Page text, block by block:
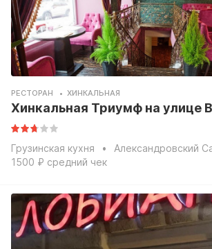
РЕСТОРАН ХИНКАЛЬНАЯ
Хинкальная Триумф на улице
Грузинская кухня
Александровский
1500 ₽ средний чек